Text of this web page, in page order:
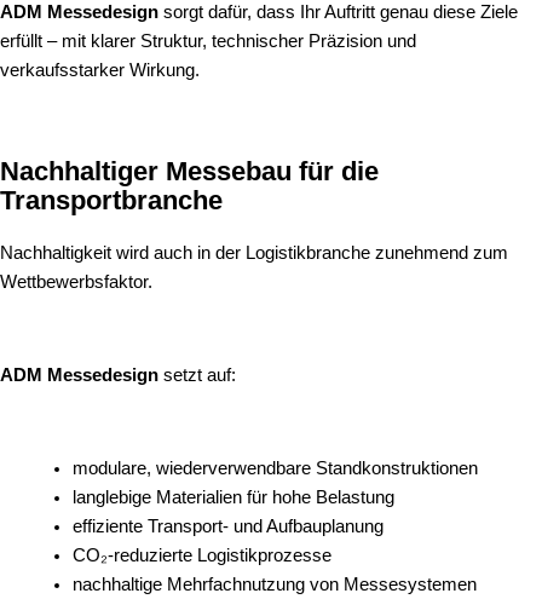
ADM Messedesign sorgt dafür, dass Ihr Auftritt genau diese Ziele
erfüllt – mit klarer Struktur, technischer Präzision und
verkaufsstarker Wirkung.
Nachhaltiger Messebau für die
Transportbranche
Nachhaltigkeit wird auch in der Logistikbranche zunehmend zum
Wettbewerbsfaktor.
ADM Messedesign setzt auf:
modulare, wiederverwendbare Standkonstruktionen
langlebige Materialien für hohe Belastung
effiziente Transport- und Aufbauplanung
CO₂-reduzierte Logistikprozesse
nachhaltige Mehrfachnutzung von Messesystemen